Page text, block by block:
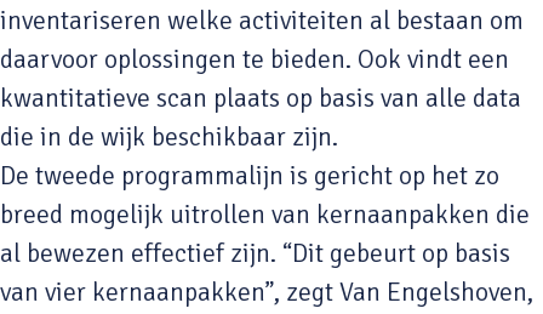
inventariseren welke activiteiten al bestaan om
daarvoor oplossingen te bieden. Ook vindt een
kwantitatieve scan plaats op basis van alle data
die in de wijk beschikbaar zijn.
De tweede programmalijn is gericht op het zo
breed mogelijk uitrollen van kernaanpakken die
al bewezen effectief zijn. “Dit gebeurt op basis
van vier kernaanpakken”, zegt Van Engelshoven,